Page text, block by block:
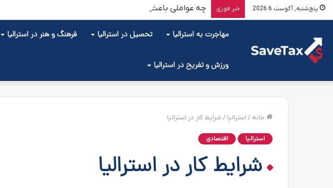
پنج‌شنبه, آگوست 6 2026 خبر فوری چه عواملی باعث می‌شود بیشتر از حد لازم مالیات پرداخت کنید؟
مهاجرت به استرالیا تحصیل در استرالیا فرهنگ و هنر در استرالیا
ورزش و تفریح در استرالیا
خانه / استرالیا / شرایط کار در استرالیا
استرالیا اقتصادی
شرایط کار در استرالیا